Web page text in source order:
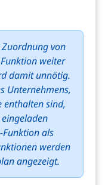
von
weiter
damit unnötig.
Unternehmens,
enthalten sind,
Funktion als
werden
angezeigt.